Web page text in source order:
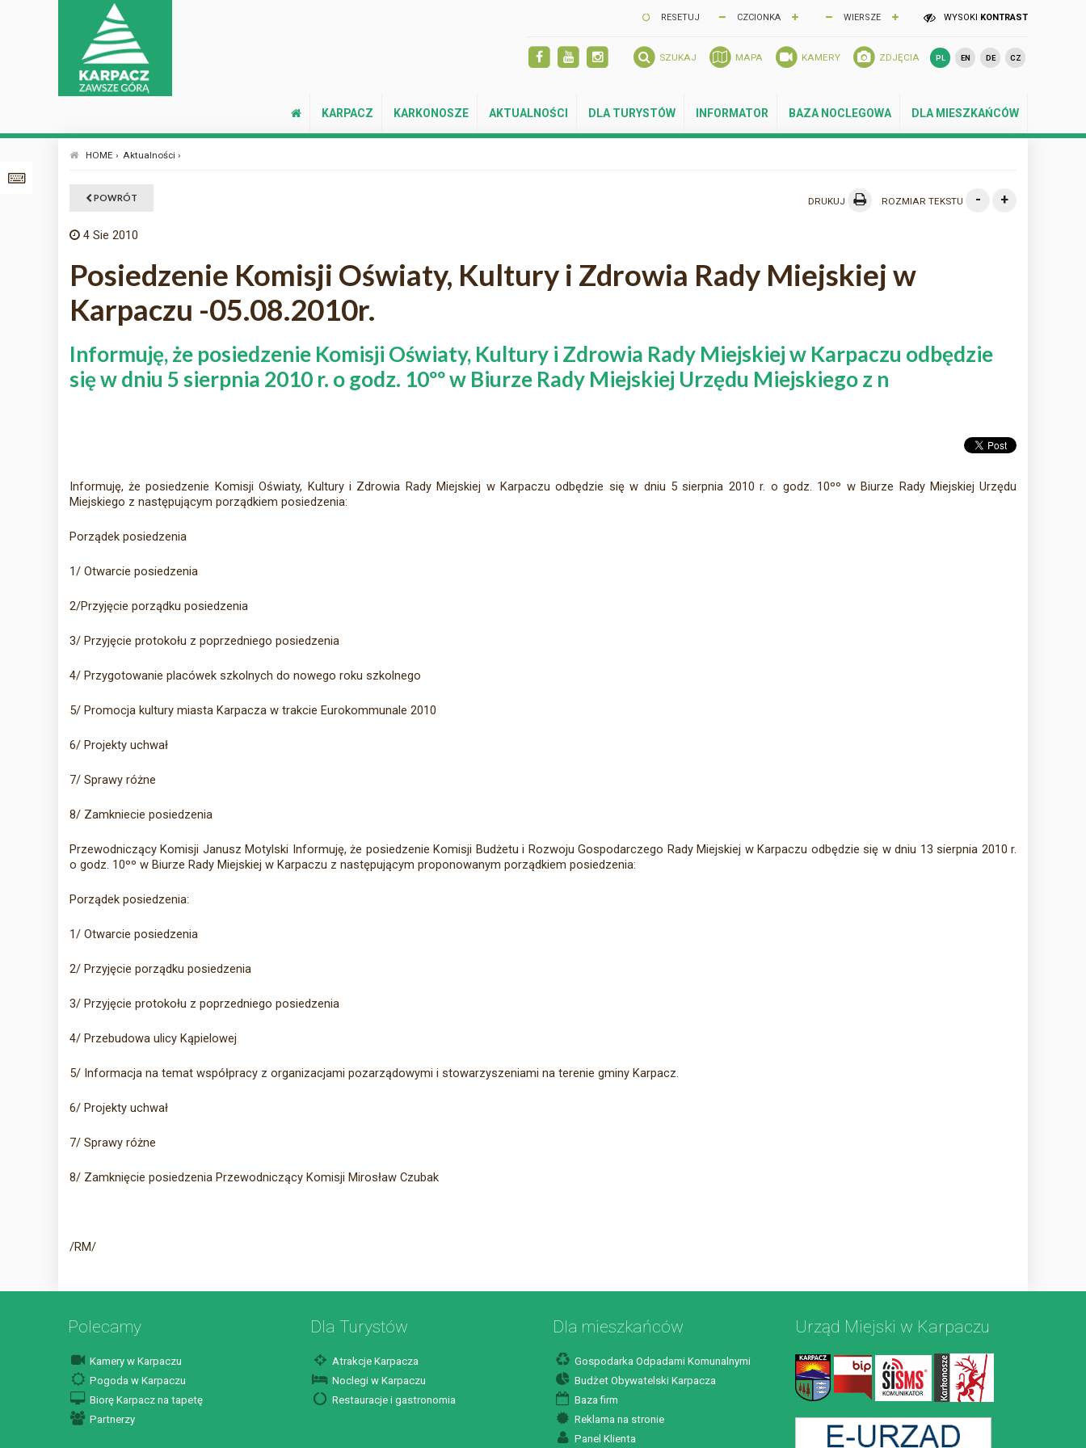
RESETUJ CZCIONKA WIERSZE WYSOKI KONTRAST
SZUKAJ MAPA KAMERY ZDJĘCIA PL EN DE CZ
KARPACZ KARKONOSZE AKTUALNOŚCI DLA TURYSTÓW INFORMATOR BAZA NOCLEGOWA DLA MIESZKAŃCÓW
HOME › Aktualności ›
POWRÓT DRUKUJ ROZMIAR TEKSTU - +
4 Sie 2010
Posiedzenie Komisji Oświaty, Kultury i Zdrowia Rady Miejskiej w
Karpaczu -05.08.2010r.
Informuję, że posiedzenie Komisji Oświaty, Kultury i Zdrowia Rady Miejskiej w Karpaczu odbędzie
się w dniu 5 sierpnia 2010 r. o godz. 10ºº w Biurze Rady Miejskiej Urzędu Miejskiego z n
Informuję, że posiedzenie Komisji Oświaty, Kultury i Zdrowia Rady Miejskiej w Karpaczu odbędzie się w dniu 5 sierpnia 2010 r. o godz. 10ºº w Biurze Rady Miejskiej Urzędu
Miejskiego z następującym porządkiem posiedzenia:
Porządek posiedzenia
1/ Otwarcie posiedzenia
2/Przyjęcie porządku posiedzenia
3/ Przyjęcie protokołu z poprzedniego posiedzenia
4/ Przygotowanie placówek szkolnych do nowego roku szkolnego
5/ Promocja kultury miasta Karpacza w trakcie Eurokommunale 2010
6/ Projekty uchwał
7/ Sprawy różne
8/ Zamkniecie posiedzenia
Przewodniczący Komisji Janusz Motylski Informuję, że posiedzenie Komisji Budżetu i Rozwoju Gospodarczego Rady Miejskiej w Karpaczu odbędzie się w dniu 13 sierpnia 2010 r.
o godz. 10ºº w Biurze Rady Miejskiej w Karpaczu z następującym proponowanym porządkiem posiedzenia:
Porządek posiedzenia:
1/ Otwarcie posiedzenia
2/ Przyjęcie porządku posiedzenia
3/ Przyjęcie protokołu z poprzedniego posiedzenia
4/ Przebudowa ulicy Kąpielowej
5/ Informacja na temat współpracy z organizacjami pozarządowymi i stowarzyszeniami na terenie gminy Karpacz.
6/ Projekty uchwał
7/ Sprawy różne
8/ Zamknięcie posiedzenia Przewodniczący Komisji Mirosław Czubak
/RM/
Polecamy
Kamery w Karpaczu
Pogoda w Karpaczu
Biorę Karpacz na tapetę
Partnerzy
Dla Turystów
Atrakcje Karpacza
Noclegi w Karpaczu
Restauracje i gastronomia
Dla mieszkańców
Gospodarka Odpadami Komunalnymi
Budżet Obywatelski Karpacza
Baza firm
Reklama na stronie
Panel Klienta
Urząd Miejski w Karpaczu